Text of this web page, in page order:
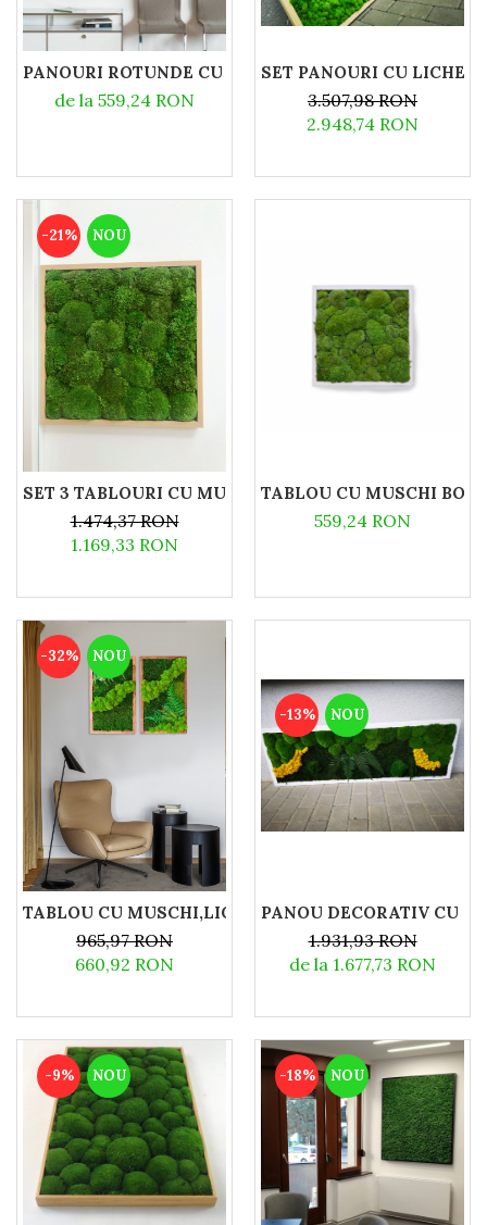
PANOURI ROTUNDE CU MUSCHI BOMBAT
de la 559,24 RON
SET PANOURI CU
3.507,98 RON
2.948,74 RON
-21% NOU
SET 3 TABLOURI CU MUSCHI NATURAL BOMBAT
1.474,37 RON
1.169,33 RON
TABLOU CU MUSCHI
559,24 RON
-32% NOU
TABLOU CU MUSCHI,LICHENI SI PLANTE
965,97 RON
660,92 RON
-13% NOU
PANOU DECORATIV CU
1.931,93 RON
de la 1.677,73 RON
-9% NOU -18% NOU